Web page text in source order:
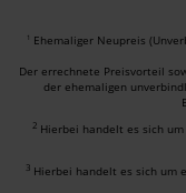
1 Ehemaliger Neupreis
Der errechnete Preisvorteil
der ehemaligen
2 Hierbei handelt es sich
3 Hierbei handelt es sich um